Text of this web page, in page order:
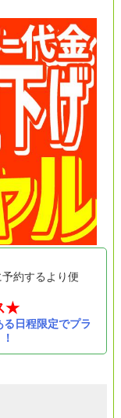
約するより便
★
日程限定でプラ